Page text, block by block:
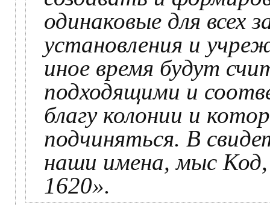
одинаковые для всех
установления и
иное время будут
подходящими и
благу колонии и
подчиняться. В
наши имена, мыс Код,
1620».